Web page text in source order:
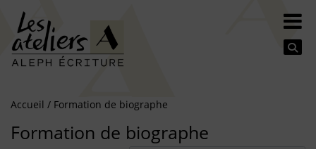
Accueil / Formation de biographe
Formation de biographe